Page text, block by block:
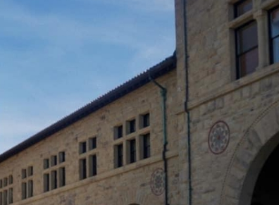
ĐĂNG NHẬP